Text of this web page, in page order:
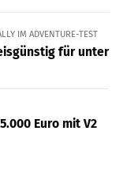
IM ADVENTURE-TEST
für unter
Euro mit V2